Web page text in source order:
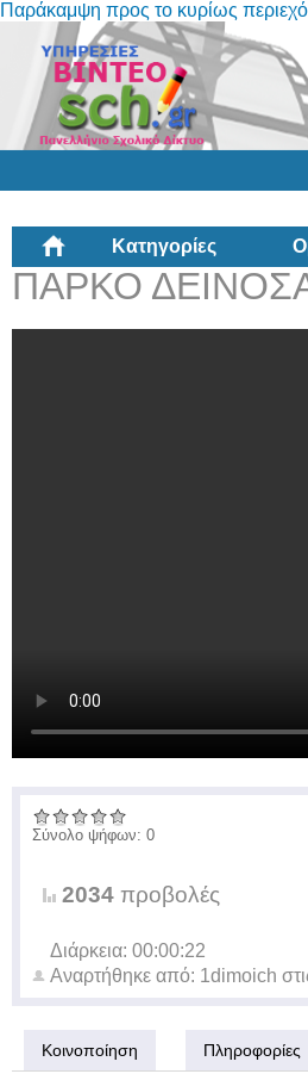
Παράκαμψη προς το κυρίως
Κατηγορίες
ΠΑΡΚΟ
Σύνολο ψήφων: 0
2034 προβολές
Διάρκεια: 00:00:22
Αναρτήθηκε από: 1dimoich
Κοινοποίηση Πληροφορίες